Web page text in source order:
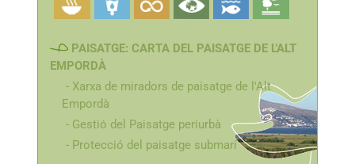
PAISATGE: CARTA DEL PAISATGE DE L'ALT
EMPORDÀ
Xarxa de miradors de paisatge de l'Alt
Empordà
Gestió del Paisatge periurbà
Protecció del paisatge submarí